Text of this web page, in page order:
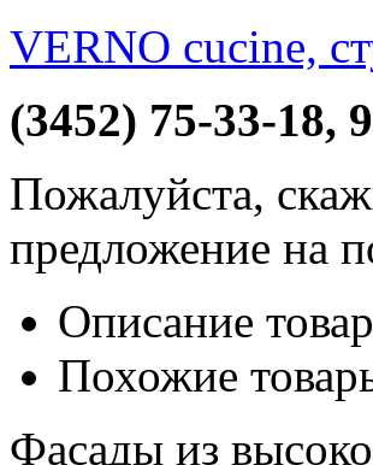
VERNO cucine,
(3452) 75-33-18,
Пожалуйста,
предложение на
Описание
Похожие
Фасады из